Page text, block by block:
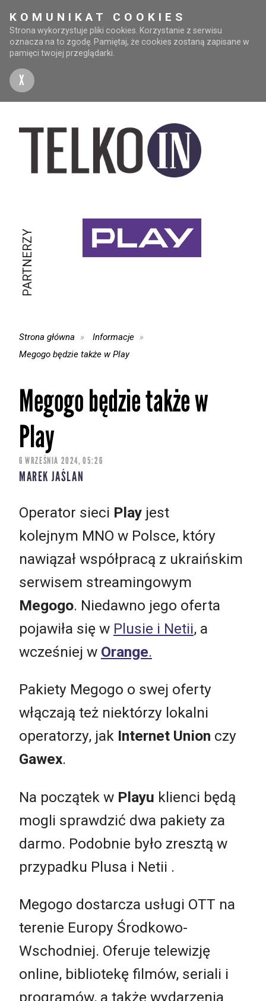
KOMUNIKAT COOKIES
Strona wykorzystuje pliki cookies. Korzystanie z serwisu
oznacza na to zgodę. Pamiętaj, że cookies zostaną zapisane w
pamięci twojej przeglądarki.
X
PARTNERZY
Strona główna
Informacje
Megogo będzie także w Play
Megogo będzie także w
Play
6 WRZEŚNIA 2024, 05:26
MAREK JAŚLAN
Operator sieci Play jest
kolejnym MNO w Polsce, który
nawiązał współpracą z ukraińskim
serwisem streamingowym
Megogo. Niedawno jego oferta
pojawiła się w Plusie i Netii, a
wcześniej w Orange.
Pakiety Megogo o swej oferty
włączają też niektórzy lokalni
operatorzy, jak Internet Union czy
Gawex.
Na początek w Playu klienci będą
mogli sprawdzić dwa pakiety za
darmo. Podobnie było zresztą w
przypadku Plusa i Netii .
Megogo dostarcza usługi OTT na
terenie Europy Środkowo-
Wschodniej. Oferuje telewizję
online, bibliotekę filmów, seriali i
programów, a także wydarzenia